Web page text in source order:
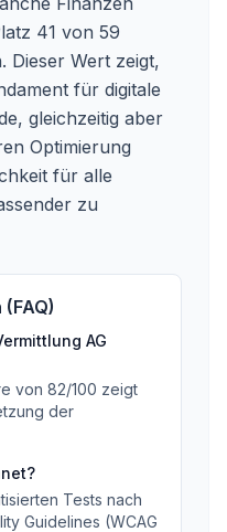
41 von 59
Dieser Wert zeigt,
für digitale
gleichzeitig aber
Optimierung
für alle
zu
AG
von 82/100 zeigt
der
Tests nach
Guidelines (WCAG